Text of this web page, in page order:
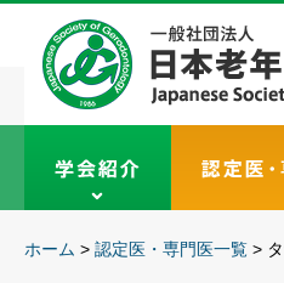
ホーム > 認定医・専門医一覧 >